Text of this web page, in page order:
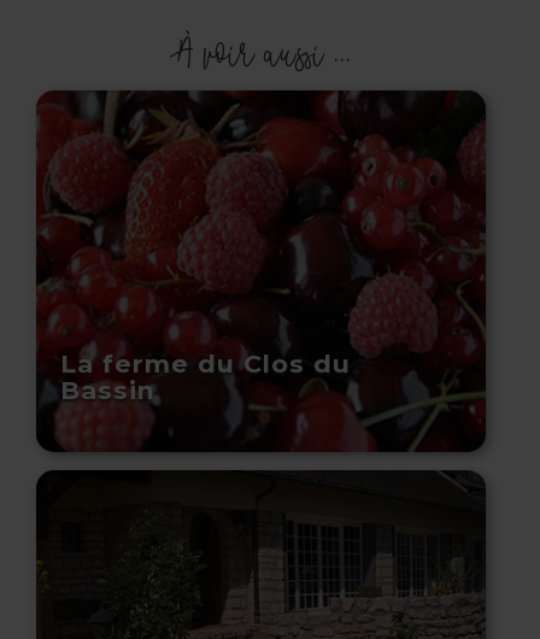
À voir aussi ...
La ferme du Clos du
Bassin